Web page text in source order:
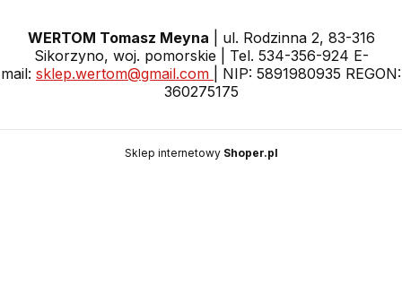
WERTOM Tomasz Meyna | ul. Rodzinna 2, 83-316
Sikorzyno, woj. pomorskie | Tel. 534-356-924 E-
mail: sklep.wertom@gmail.com
| NIP: 5891980935 REGON:
360275175
Sklep internetowy Shoper.pl